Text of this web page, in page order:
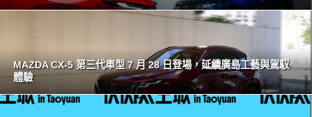
MAZDA CX-5 第三代車型 7 月 28 日登場，延續廣島工藝與駕馭
體驗